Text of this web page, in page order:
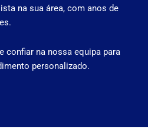
na sua área, com anos de
confiar na nossa equipa para
personalizado.